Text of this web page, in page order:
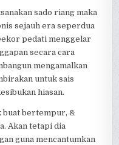
sado riang maka
sejauh era seperdua
pedati menggelar
secara cara
mengamalkan
untuk sais
hiasan.
buat bertempur, &
Akan tetapi dia
guna mencantumkan